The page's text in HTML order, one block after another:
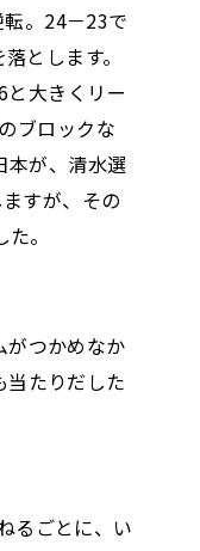
。24－23で
とします。
大きくリー
ブロックな
本が、清水選
すが、その
。
がつかめなか
たりだした
るごとに、い